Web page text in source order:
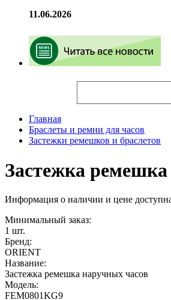
11.06.2026
Главная
Браслеты и ремни для часов
Застежки ремешков и браслетов
Застежка
Информация о наличии и цене
Минимальный заказ:
1 шт.
Бренд:
ORIENT
Название:
Застежка ремешка наручных часов
Модель:
FEM0801KG9